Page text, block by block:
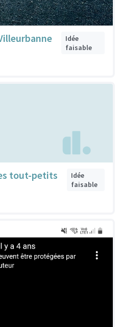
Idée
faisable
tout-petits
Idée
faisable